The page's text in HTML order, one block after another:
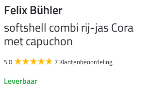
Felix Bühler
softshell combi rij-jas Cora
met capuchon
5.0 7 Klantenbeoordeling
Leverbaar